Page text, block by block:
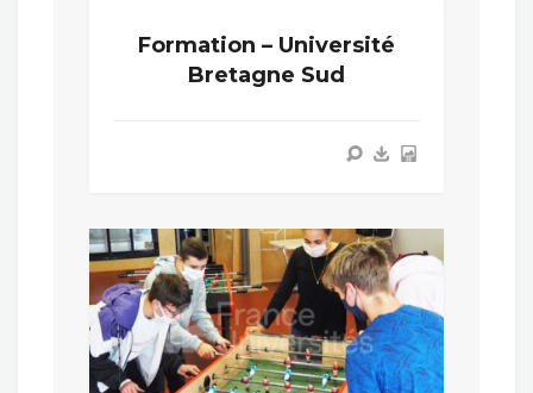
Formation – Université
Bretagne Sud